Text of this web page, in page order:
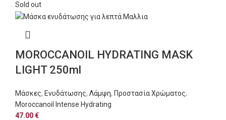
Sold out
MOROCCANOIL HYDRATING MASK
LIGHT 250ml
Μάσκες, Ενυδάτωσης, Λάμψη, Προστασία Χρώματος,
Moroccanoil Intense Hydrating
47.00€